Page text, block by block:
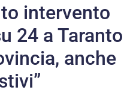
intervento
24 a Taranto
anche